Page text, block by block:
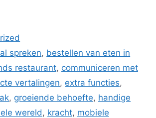
spreken, bestellen van eten in
restaurant, communiceren met
vertalingen, extra functies,
, groeiende behoefte, handige
wereld, kracht, mobiele